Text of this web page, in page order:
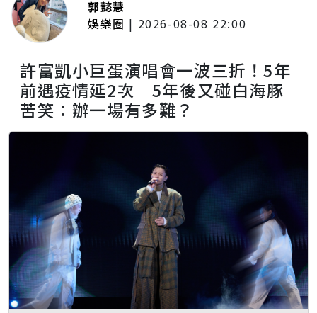
郭懿慧
娛樂圈 | 2026-08-08 22:00
許富凱小巨蛋演唱會一波三折！5年
前遇疫情延2次 5年後又碰白海豚
苦笑：辦一場有多難？